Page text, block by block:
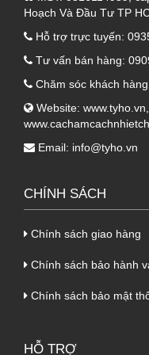
ngăn chặn sự
ngoài.
- Khả năng cách
nhỏ li ti trên
Foamkhiến âm
giảm tới 80%
đem lại sự tĩnh
nhờ vô vàn các lỗ
sản phẩm chống
chế các hiện
- Sản phẩm có
này góp phần
phẩm cũng có độ
Hoạch Và Đầu Tư TP
Hỗ trợ trực tuyến:
Tư vấn bán hàng:
Chăm sóc khách
Website: www.tyho.vn
Email: info@tyho.vn
CHÍNH SÁCH
Chính sách giao hàng
Chính sách bảo hành
Chính sách bảo mật
HỖ TRỢ